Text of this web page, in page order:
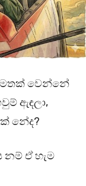
මතක් වෙන්නේ
ඇඳලා,
නේද?
ඒ හැම